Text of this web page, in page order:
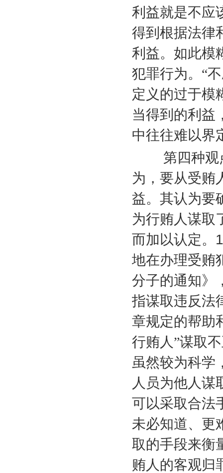
利益就是不应
得到根据法律
利益。如此模
犯罪行为。“
定义的过于模
当得到的利益
中往往难以界
第四种观点
为，要从受贿
益。其认为要
为行贿人谋取
而加以认定。
地在办理受贿
分子的通知》
指谋取违反法
章规定的帮助
行贿人”谋取
虽然较为科学
人员为他人谋
可以采取合法
未必知道、更
取的手段来衡
贿人的客观归